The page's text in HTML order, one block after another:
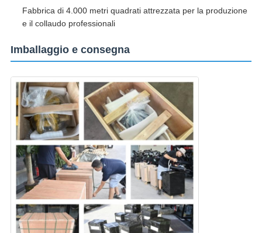
Fabbrica di 4.000 metri quadrati attrezzata per la produzione
e il collaudo professionali
Imballaggio e consegna